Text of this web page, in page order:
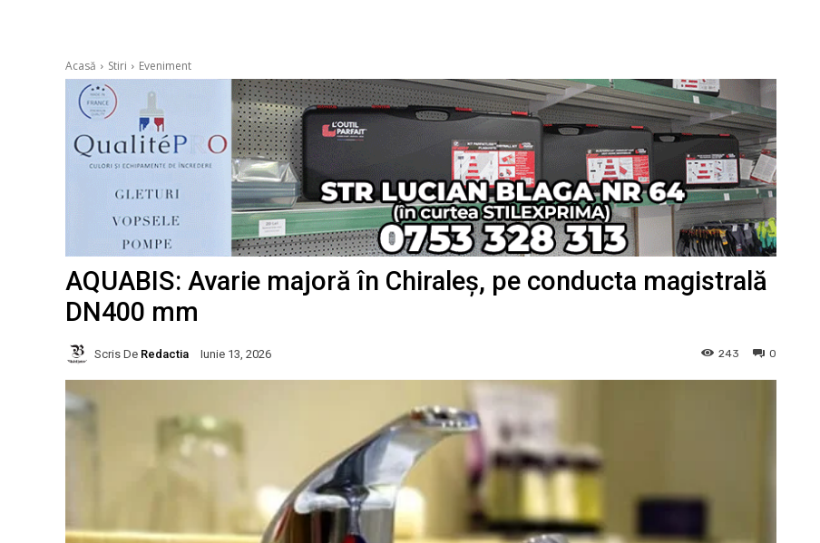
Acasă Stiri Eveniment
AQUABIS: Avarie majoră în Chiraleș, pe conducta magistrală
DN400 mm
Scris De Redactia Iunie 13, 2026 0
243